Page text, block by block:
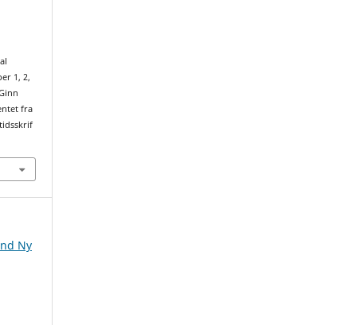
1, 2,
fra
Ny